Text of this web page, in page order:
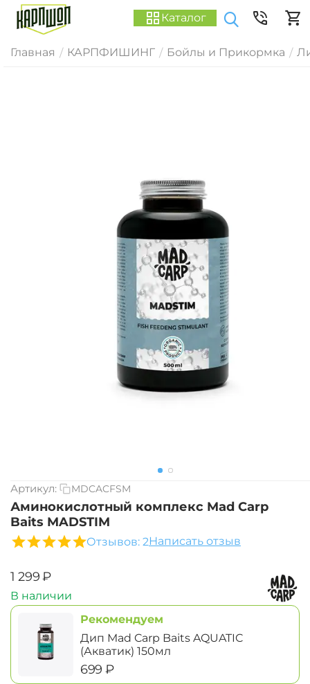
Каталог
Главная / КАРПФИШИНГ / Бойлы и Прикормка /
Артикул: MDCACFSM
Аминокислотный комплекс Mad Carp
Baits MADSTIM
Отзывов: 2Написать отзыв
‍1 299‍₽
В наличии
Рекомендуем
Дип Mad Carp Baits AQUATIC
(Акватик) 150мл
‍699‍ ₽